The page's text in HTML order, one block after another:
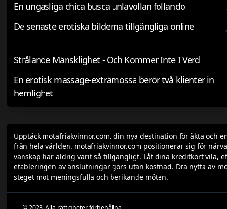
En ungasliga chica busca unlavollan follando
De senaste erotiska bilderna tillgängliga online
Strålande Mänsklighet - Och Kommer Inte I Verd
En erotisk massage-exträmossa berör två klienter in
hemlighet
Upptäck motafriakvinnor.com, din nya destination för äkta och
från hela världen. motafriakvinnor.com positionerar sig för
vänskap har aldrig varit så tillgängligt. Låt dina kreditkort vila,
etableringen av anslutningar görs utan kostnad. Dra nytta av
steget mot meningsfulla och berikande möten.
© 2023. Alla rättigheter förbehållna.